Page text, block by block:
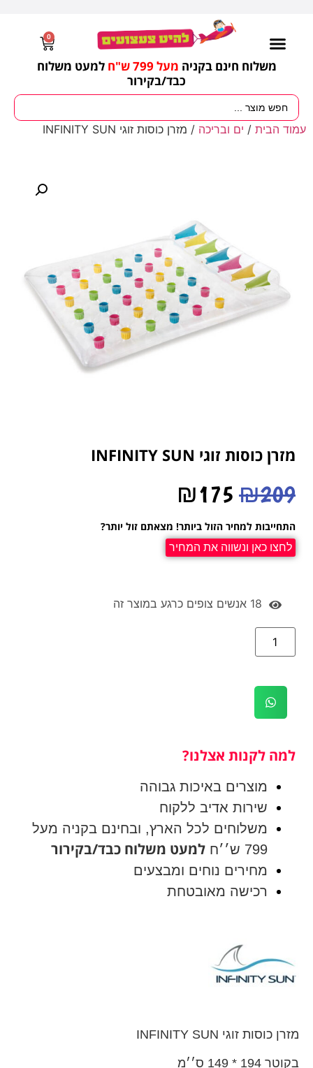
משלוח חינם בקניה מעל 799 ש"ח
למעט משלוח
כבד/בקירור
0
עמוד הבית / ים ובריכה / מזרן כוסות זוגי INFINITY SUN
מזרן כוסות זוגי INFINITY SUN
₪209
₪175
התחייבות למחיר הזול ביותר! מצאתם זול יותר?
לחצו כאן ונשווה את המחיר
18 אנשים צופים כרגע במוצר זה
למה לקנות אצלנו?
מוצרים באיכות גבוהה
שירות אדיב ללקוח
משלוחים לכל הארץ, ובחינם בקניה מעל
799 ש׳׳ח
למעט משלוח כבד/בקירור
מחירים נוחים ומבצעים
רכישה מאובטחת
מזרן כוסות זוגי INFINITY SUN
בקוטר 194 * 149 ס׳׳מ